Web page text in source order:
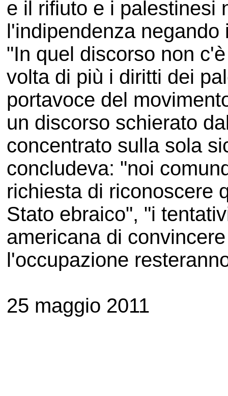
e il rifiuto e i palestinesi
l'indipendenza
"In quel discorso non
volta di più i diritti dei
portavoce del
un discorso schierato
concentrato sulla sola
concludeva: "noi
richiesta di riconoscere
Stato ebraico", "i
americana di
l'occupazione
25 maggio 2011